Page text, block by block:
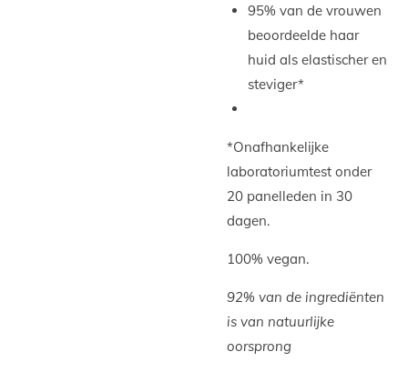
95% van de vrouwen
beoordeelde haar
huid als elastischer en
steviger*
*Onafhankelijke
laboratoriumtest onder
20 panelleden in 30
dagen.
100% vegan.
92% van de ingrediënten
is van natuurlijke
oorsprong